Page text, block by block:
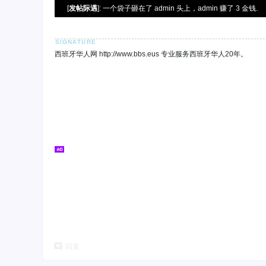
[发帖际遇]: 一个袋子砸在了 admin 头上，admin 赚了 3 金钱.
西班牙华人网 http://www.bbs.eus 专业服务西班牙华人20年。